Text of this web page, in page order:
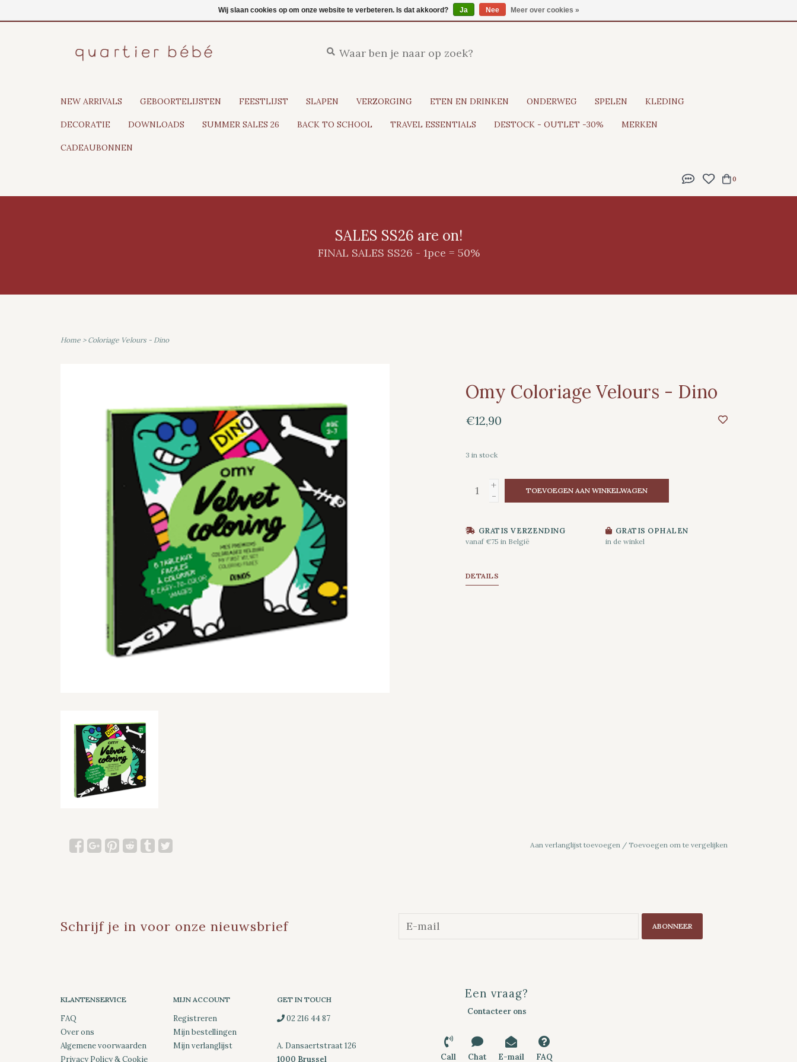
NEW ARRIVALS GEBOORTELIJSTEN FEESTLIJST SLAPEN VERZORGING ETEN EN DRINKEN ONDERWEG SPELEN KLEDING
DECORATIE DOWNLOADS SUMMER SALES 26 BACK TO SCHOOL TRAVEL ESSENTIALS DESTOCK - OUTLET -30% MERKEN
CADEAUBONNEN
0
SALES SS26 are on!
FINAL SALES SS26 - 1pce = 50%
Home > Coloriage Velours - Dino
Omy Coloriage Velours - Dino
€12,90
3 in stock
+
- TOEVOEGEN AAN WINKELWAGEN
GRATIS VERZENDING
vanaf €75 in België
GRATIS OPHALEN
in de winkel
DETAILS
Aan verlanglijst toevoegen / Toevoegen om te vergelijken
Schrijf je in voor onze nieuwsbrief ABONNEER
KLANTENSERVICE
FAQ
Over ons
Algemene voorwaarden
Privacy Policy & Cookie
MIJN ACCOUNT
Registreren
Mijn bestellingen
Mijn verlanglijst
GET IN TOUCH
02 216 44 87
A. Dansaertstraat 126
1000 Brussel
Een vraag?
Contacteer ons
Call Chat E-mail FAQ
Wij slaan cookies op om onze website te verbeteren. Is dat akkoord? Ja Nee Meer over cookies »